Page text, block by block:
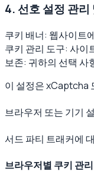
4. 선호 설정 관리
쿠키 배너: 웹사이트
쿠키 관리 도구: 사이
보존: 귀하의 선택 사
이 설정은 xCaptcha
브라우저 또는 기기
서드 파티 트래커에
브라우저별 쿠키 관